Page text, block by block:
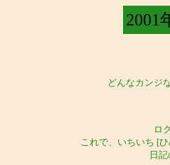
2001
どんなカンジ
ロ
これで、いちいち [
日